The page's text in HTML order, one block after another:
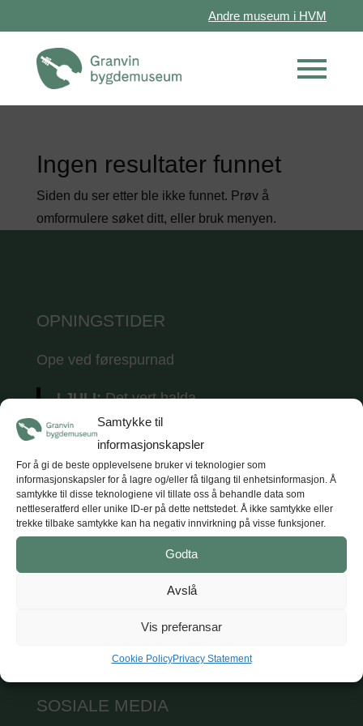
Samtykke til
informasjonskapsler
For å gi de beste opplevelsene bruker vi teknologier som
informasjonskapsler for å lagre og/eller få tilgang til enhetsinformasjon. Å
samtykke til disse teknologiene vil tillate oss å behandle data som
nettleseratferd eller unike ID-er på dette nettstedet. Å ikke samtykke eller
trekke tilbake samtykke kan ha negativ innvirkning på visse funksjoner.
Godta
Avslå
Vis preferansar
Cookie PolicyPrivacy Statement
Andre museum i HVM
Ingen resultater funnet
Siden du ser etter ble ikke funnet. Prøv å
omformulere søket ditt, eller bruk menyen.
OPNINGSTIDER
Ope ved førespurnad
I JULI: Det vert halda
tradisjonsmusikkkonsertar
juli (5 konsertar) kl. 18.Tunet opnar kl. 17
med opne utstillingar, kaffe og vafler.
KONTAKT
Hardanger og Voss museum
E: post@hvm.museum.no
Sjå på Google maps
SOSIALE MEDIA